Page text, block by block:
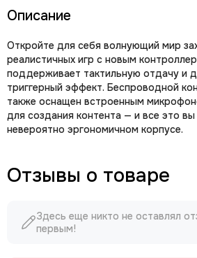
Описание
Откройте для себя волнующий мир
реалистичных игр с новым
поддерживает тактильную отдачу и
триггерный эффект. Беспроводной
также оснащен встроенным
для создания контента — и все это вы
невероятно эргономичном корпусе.
Отзывы о товаре
Здесь еще никто не оставлял
первым!